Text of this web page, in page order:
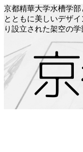
京都精華大学水槽学
とともに美しいデザ
り設立された架空の学